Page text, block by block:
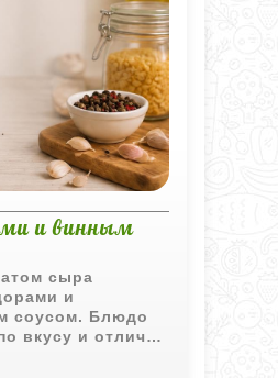
и винным
сыра
и
соусом. Блюдо
вкусу и отлично
или ужина.